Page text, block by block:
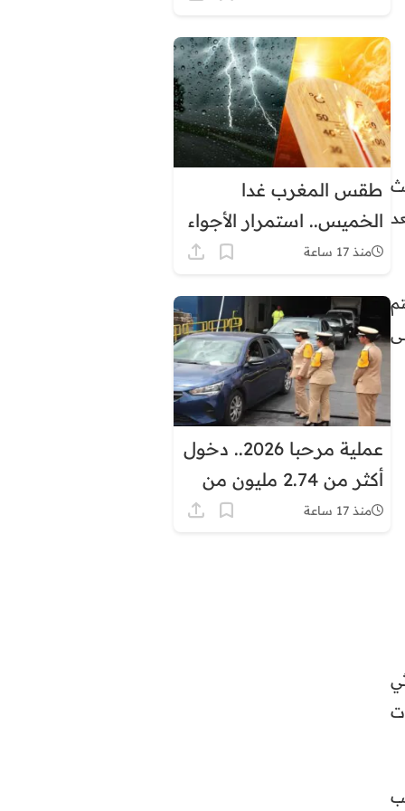
سيتم
طقس المغرب غدا
الخميس.. استمرار الأجواء
الحارة مع زخات رعدية
المرتقبة
منذ 17 ساعة
عملية مرحبا 2026.. دخول
أكثر من 2.74 مليون من
مغاربة العالم إلى المملكة
منذ 17 ساعة